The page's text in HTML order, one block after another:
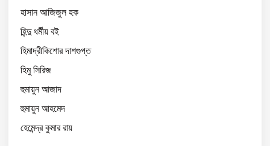
হাসান আজিজুল হক
হিন্দু ধর্মীয় বই
হিমাদ্রীকিশোর দাশগুপ্ত
হিমু সিরিজ
হুমায়ুন আজাদ
হুমায়ুন আহমেদ
হেমেন্দ্র কুমার রায়